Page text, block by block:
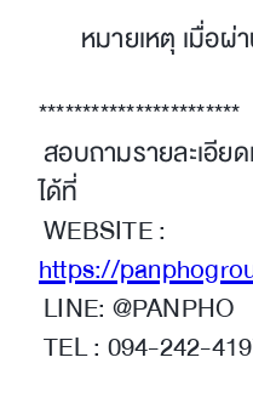
หมายเหตุ เมื่อผ่า
***********************
สอบถามรายละเอีย
ได้ที่
WEBSITE :
https://
LINE: @PANPHO
TEL : 094-242-